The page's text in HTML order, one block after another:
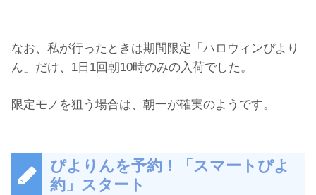
なお、私が行ったときは期間限定「ハロウィンぴより
ん」だけ、1日1回朝10時のみの入荷でした。
限定モノを狙う場合は、朝一が確実のようです。
ぴよりんを予約！「スマートぴよ
約」スタート